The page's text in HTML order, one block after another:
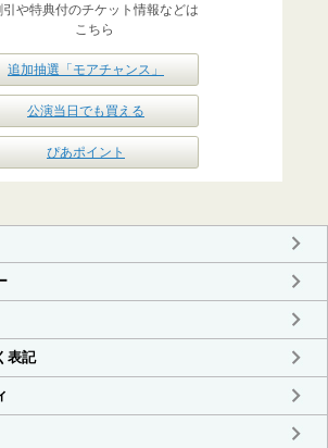
引や特典付のチケット情報などは
こちら
追加抽選「モアチャンス」
公演当日でも買える
ぴあポイント